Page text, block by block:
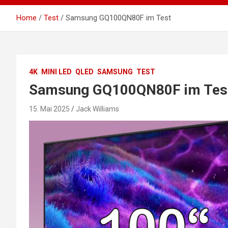
Home Test Samsung GQ100QN80F im Test
4K MINI LED QLED SAMSUNG TEST
Samsung GQ100QN80F im
15. Mai 2025 Jack Williams